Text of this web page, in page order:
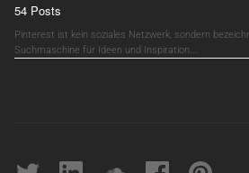
54 Posts
Pinterest ist kein soziales Netzwerk, sondern
Suchmaschine für Ideen und Inspiration.…
Twitter linkedin soundcloudFacebookpinterest